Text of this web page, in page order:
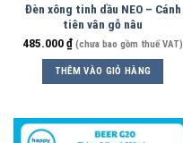
Đèn xông tinh dầu NEO – Cánh
tiên vân gỗ nâu
485.000₫ (chưa bao gồm thuế VAT)
THÊM VÀO GIỎ HÀNG